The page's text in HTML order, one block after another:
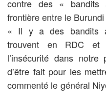
contre des «
frontière entre le
« Il y a des bandits
trouvent en RDC et
l’insécurité dans
d’être fait pour les
commenté le général